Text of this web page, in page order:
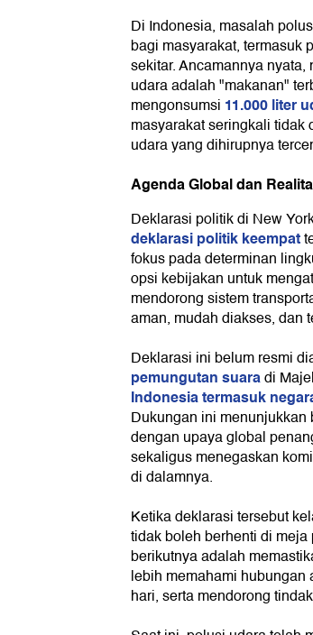
Di Indonesia, masalah
bagi masyarakat, termasuk
sekitar. Ancamannya
udara adalah "makanan"
mengonsumsi 11.000 liter
masyarakat seringkali
udara yang dihirupnya
Agenda Global dan
Deklarasi politik di New
deklarasi politik keempat
fokus pada determinan
opsi kebijakan untuk
mendorong sistem
aman, mudah diakses, dan
Deklarasi ini belum resmi
pemungutan suaradi
Indonesia termasuk
Dukungan ini
dengan upaya global
sekaligus menegaskan
di dalamnya.
Ketika deklarasi tersebut
tidak boleh berhenti di
berikutnya adalah
lebih memahami
hari, serta mendorong